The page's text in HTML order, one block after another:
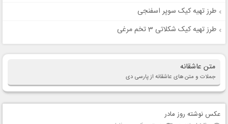
طرز تهیه کیک سوپر اسفنجی
طرز تهیه کیک شکلاتی 3 تخم مرغی
متن عاشقانه
جملات و متن های عاشقانه از پارسی دی
عکس نوشته روز مادر